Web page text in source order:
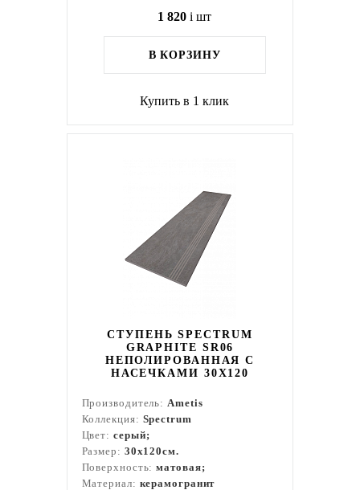
1 820 i шт
В КОРЗИНУ
Купить в 1 клик
СТУПЕНЬ SPECTRUM
GRAPHITE SR06
НЕПОЛИРОВАННАЯ С
НАСЕЧКАМИ 30X120
Производитель:Ametis
Коллекция: Spectrum
Цвет: серый;
Размер: 30x120см.
Поверхность:матовая;
Материал: керамогранит